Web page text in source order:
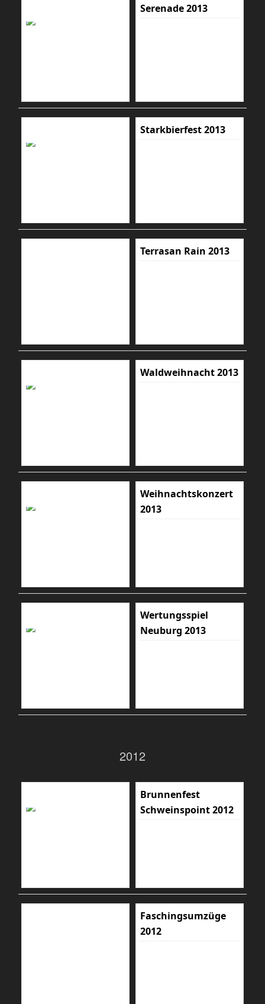
Serenade 2013
Starkbierfest 2013
Terrasan Rain 2013
Waldweihnacht 2013
Weihnachtskonzert
2013
Wertungsspiel
Neuburg 2013
2012
Brunnenfest
Schweinspoint 2012
Faschingsumzüge
2012